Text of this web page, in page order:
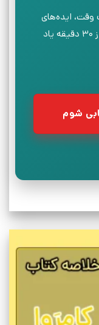
وقت، ایده‌های
اصلی کتاب‌های مهم دنیا را در کمتر از ۳۰ دقیقه یاد
شوم